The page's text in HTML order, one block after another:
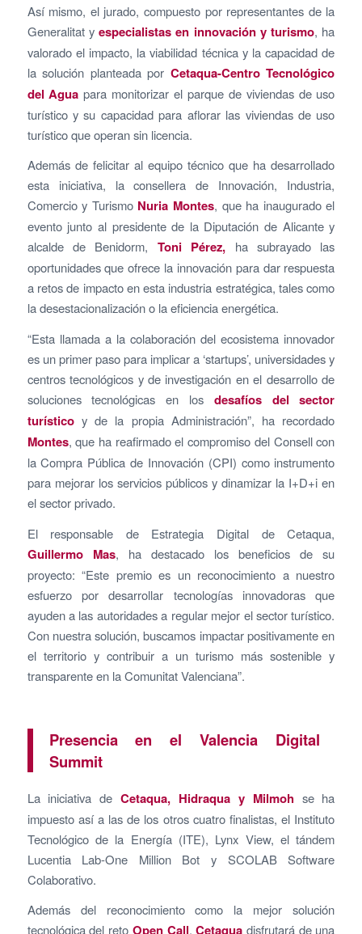
Así mismo, el jurado, compuesto por representantes de la
Generalitat yespecialistas en innovación y turismo, ha
valorado el impacto, la viabilidad técnica y la capacidad de
la solución planteada por Cetaqua-Centro Tecnológico
del Aguapara monitorizar el parque de viviendas de uso
turístico y su capacidad para aflorar las viviendas de uso
turístico que operan sin licencia.
Además de felicitar al equipo técnico que ha desarrollado
esta iniciativa, la consellera de Innovación, Industria,
Comercio y Turismo Nuria Montes, que ha inaugurado el
evento junto al presidente de la Diputación de Alicante y
alcalde de Benidorm, Toni Pérez, ha subrayado las
oportunidades que ofrece la innovación para dar respuesta
a retos de impacto en esta industria estratégica, tales como
la desestacionalización o la eficiencia energética.
“Esta llamada a la colaboración del ecosistema innovador
es un primer paso para implicar a ‘startups’, universidades y
centros tecnológicos y de investigación en el desarrollo de
soluciones tecnológicas en los desafíos del sector
turístico y de la propia Administración”, ha recordado
Montes, que ha reafirmado el compromiso del Consell con
la Compra Pública de Innovación (CPI) como instrumento
para mejorar los servicios públicos y dinamizar la I+D+i en
el sector privado.
El responsable de Estrategia Digital de Cetaqua,
Guillermo Mas, ha destacado los beneficios de su
proyecto: “Este premio es un reconocimiento a nuestro
esfuerzo por desarrollar tecnologías innovadoras que
ayuden a las autoridades a regular mejor el sector turístico.
Con nuestra solución, buscamos impactar positivamente en
el territorio y contribuir a un turismo más sostenible y
transparente en la Comunitat Valenciana”.
Presencia en el Valencia Digital
Summit
La iniciativa de Cetaqua, Hidraqua y Milmoh se ha
impuesto así a las de los otros cuatro finalistas, el Instituto
Tecnológico de la Energía (ITE), Lynx View, el tándem
Lucentia Lab-One Million Bot y SCOLAB Software
Colaborativo.
Además del reconocimiento como la mejor solución
tecnológica del reto Open Call,Cetaqua disfrutará de una